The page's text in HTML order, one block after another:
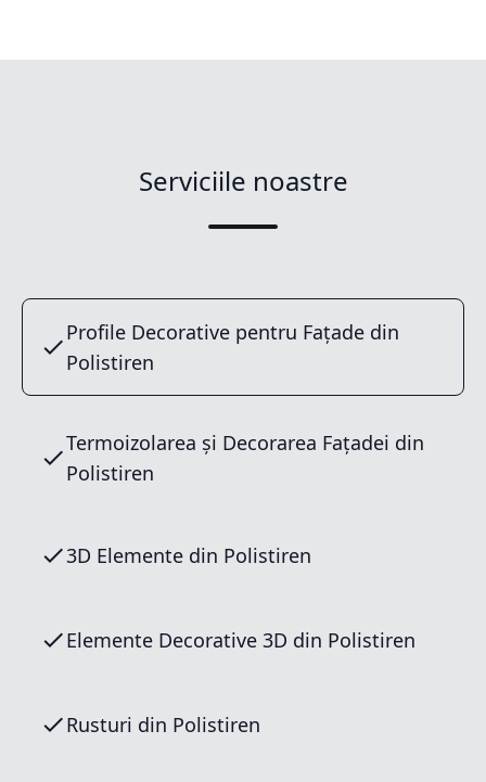
Serviciile noastre
Profile Decorative pentru Fațade din
Polistiren
Termoizolarea și Decorarea Fațadei din
Polistiren
3D Elemente din Polistiren
Elemente Decorative 3D din Polistiren
Rusturi din Polistiren